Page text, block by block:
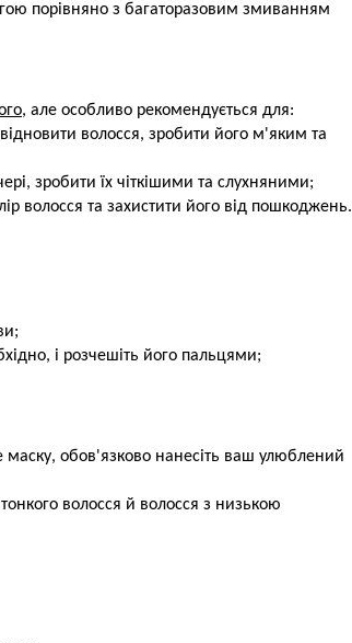
порівняно з багаторазовим змиванням
, але особливо рекомендується для:
волосся, зробити його м'яким та
зробити їх чіткішими та слухняними;
волосся та захистити його від пошкоджень.
і розчешіть його пальцями;
маску, обов'язково нанесіть ваш улюблений
волосся й волосся з низькою